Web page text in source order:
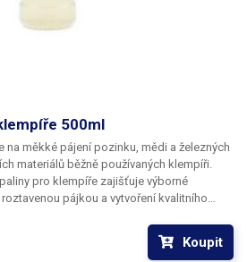
500ml
na měkké pájení pozinku, mědi a železných
materiálů běžně používaných klempíři.
pro klempíře zajišťuje výborné
pájkou a vytvoření kvalitního
páječku s dostatečným výkonem. Po
pájený materiál opláchnout vodouKoupit